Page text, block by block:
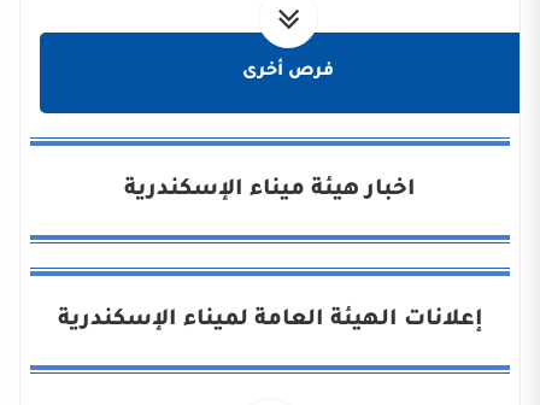
فرص أخرى
اخبار هيئة ميناء الإسكندرية
إعلانات الهيئة العامة لميناء الإسكندرية